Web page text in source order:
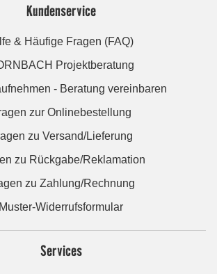
Kundenservice
& Häufige Fragen (FAQ)
Projektberatung
- Beratung vereinbaren
zur Onlinebestellung
zu Versand/Lieferung
zu Rückgabe/Reklamation
zu Zahlung/Rechnung
Muster-Widerrufsformular
Services